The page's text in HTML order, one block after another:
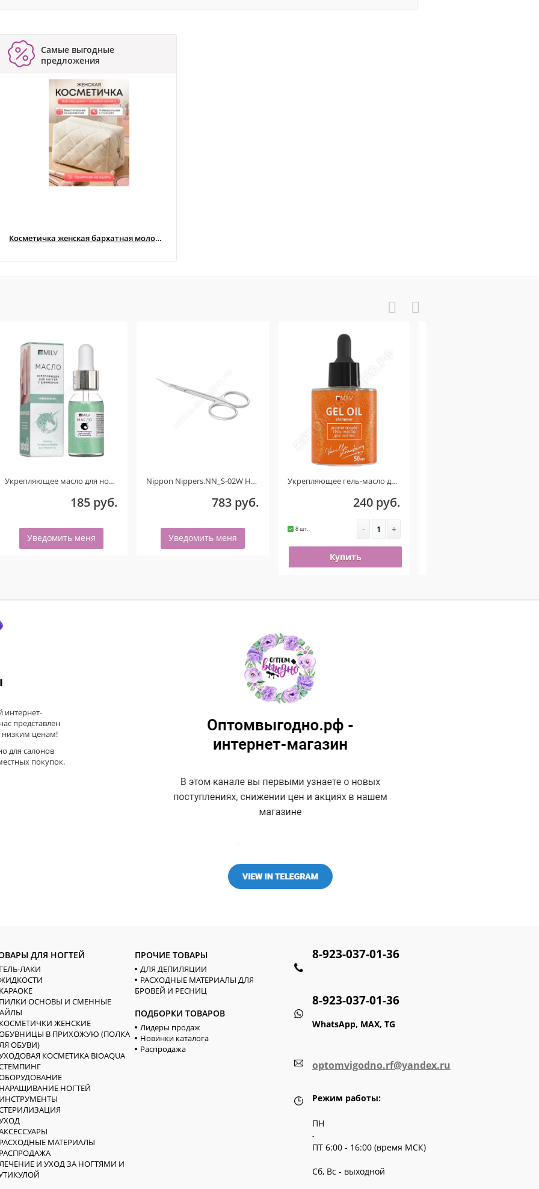
Самые выгодные
предложения
Косметичка женская бархатная молочная
Укрепляющее масло для ногтей со смолой мастикового дерева и шиммером «PISTACHIO». 15 мл.
185 руб.
Уведомить меня
Nippon Nippers.NN_S-02W Ножницы для кутикулы. Изогнутые ручки. Длина 107 мм. Матовые Ручная заточка
783 руб.
Уведомить меня
Укрепляющее гель-масло для ногтей со смолой мастикового дерева и шиммером VANILLA STRAWBERRY 50мл
240 руб.
8 шт.
Купить
интернет-
представлен
ценам!
для салонов
покупок.
ДЛЯ НОГТЕЙ
ГЕЛЬ-ЛАКИ
КАРАОКЕ
ПИЛКИ ОСНОВЫ И СМЕННЫЕ
КОСМЕТИЧКИ ЖЕНСКИЕ
В ПРИХОЖУЮ (ПОЛКА
ОБУВИ)
КОСМЕТИКА BIOAQUA
НАРАЩИВАНИЕ НОГТЕЙ
ИНСТРУМЕНТЫ
РАСХОДНЫЕ МАТЕРИАЛЫ
РАСПРОДАЖА
И УХОД ЗА НОГТЯМИ И
ПРОЧИЕ ТОВАРЫ
ДЛЯ ДЕПИЛЯЦИИ
РАСХОДНЫЕ МАТЕРИАЛЫ ДЛЯ
БРОВЕЙ И РЕСНИЦ
ПОДБОРКИ ТОВАРОВ
Лидеры продаж
Новинки каталога
Распродажа
8-923-037-01-36
8-923-037-01-36
WhatsApp, MAX, TG
optomvigodno.rf@yandex.ru
Режим работы:
ПН
-
ПТ 6:00 - 16:00 (время МСК)
Сб, Вс - выходной